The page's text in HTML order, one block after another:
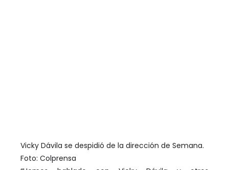
Vicky Dávila se despidió de la dirección de Semana.
Foto: Colprensa